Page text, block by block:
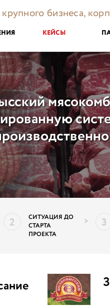
бизнеса,
КЕЙСЫ
2
СИТУАЦИЯ ДО
СТАРТА
ПРОЕКТА
> 3